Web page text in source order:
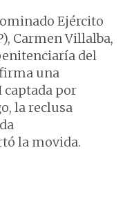
Ejército
Carmen Villalba,
del
una
captada por
la reclusa
la movida.